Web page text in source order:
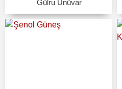
Gülru Ünüvar